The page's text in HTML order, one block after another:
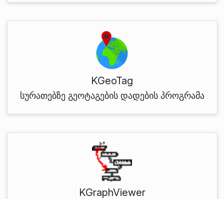
KGeoTag
სურათებზე გეოტაგების დადების პროგრამა
KGraphViewer